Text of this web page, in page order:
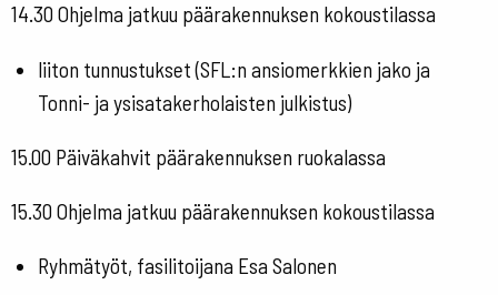
14.30 Ohjelma jatkuu päärakennuksen kokoustilassa
liiton tunnustukset (SFL:n ansiomerkkien jako ja
Tonni- ja ysisatakerholaisten julkistus)
15.00 Päiväkahvit päärakennuksen ruokalassa
15.30 Ohjelma jatkuu päärakennuksen kokoustilassa
Ryhmätyöt, fasilitoijana Esa Salonen